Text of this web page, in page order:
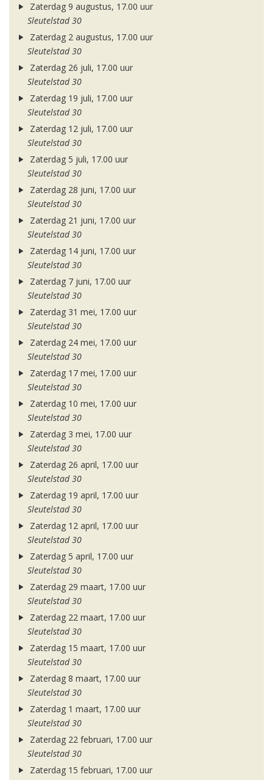
Zaterdag 9 augustus, 17.00 uur
Sleutelstad 30
Zaterdag 2 augustus, 17.00 uur
Sleutelstad 30
Zaterdag 26 juli, 17.00 uur
Sleutelstad 30
Zaterdag 19 juli, 17.00 uur
Sleutelstad 30
Zaterdag 12 juli, 17.00 uur
Sleutelstad 30
Zaterdag 5 juli, 17.00 uur
Sleutelstad 30
Zaterdag 28 juni, 17.00 uur
Sleutelstad 30
Zaterdag 21 juni, 17.00 uur
Sleutelstad 30
Zaterdag 14 juni, 17.00 uur
Sleutelstad 30
Zaterdag 7 juni, 17.00 uur
Sleutelstad 30
Zaterdag 31 mei, 17.00 uur
Sleutelstad 30
Zaterdag 24 mei, 17.00 uur
Sleutelstad 30
Zaterdag 17 mei, 17.00 uur
Sleutelstad 30
Zaterdag 10 mei, 17.00 uur
Sleutelstad 30
Zaterdag 3 mei, 17.00 uur
Sleutelstad 30
Zaterdag 26 april, 17.00 uur
Sleutelstad 30
Zaterdag 19 april, 17.00 uur
Sleutelstad 30
Zaterdag 12 april, 17.00 uur
Sleutelstad 30
Zaterdag 5 april, 17.00 uur
Sleutelstad 30
Zaterdag 29 maart, 17.00 uur
Sleutelstad 30
Zaterdag 22 maart, 17.00 uur
Sleutelstad 30
Zaterdag 15 maart, 17.00 uur
Sleutelstad 30
Zaterdag 8 maart, 17.00 uur
Sleutelstad 30
Zaterdag 1 maart, 17.00 uur
Sleutelstad 30
Zaterdag 22 februari, 17.00 uur
Sleutelstad 30
Zaterdag 15 februari, 17.00 uur